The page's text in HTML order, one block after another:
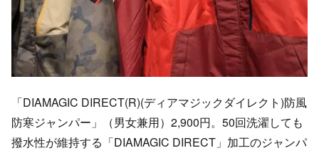
「DIAMAGIC DIRECT(R)(ディアマジックダイレクト)防風
防寒ジャンパー」（男女兼用）2,900円。50回洗濯しても
撥水性が維持する「DIAMAGIC DIRECT」加工のジャンパ